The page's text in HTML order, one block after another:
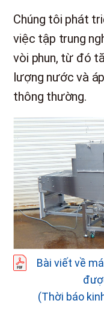
Chúng tôi phát
việc tập trung
vòi phun, từ đó
lượng nước và
thông thường.
Bài viết về
(Thời báo